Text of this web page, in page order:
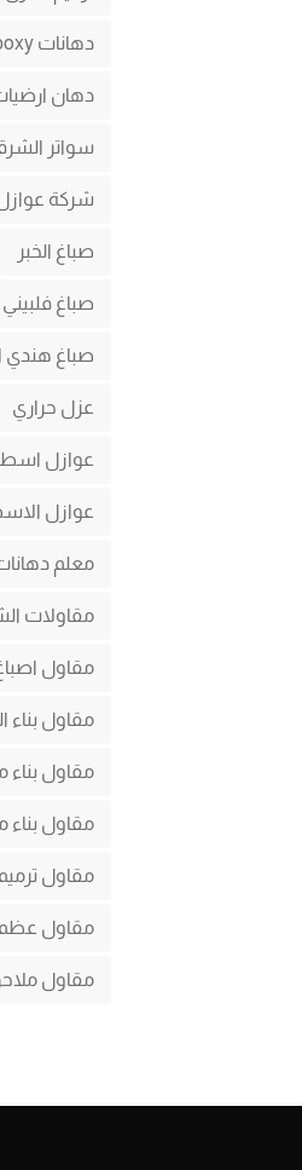
دهانات Epoxy للجدران بالشرقية
دهان
سواتر
شركة عوازل
صباغ الخبر
صباغ فلبيني
صباغ هندي
عزل حراري
عوازل
عوازل
معلم
مقاولات
مقاول
مقاول بناء
مقاول بناء
مقاول بناء
مقاول ترميم
مقاول عظم
مقاول